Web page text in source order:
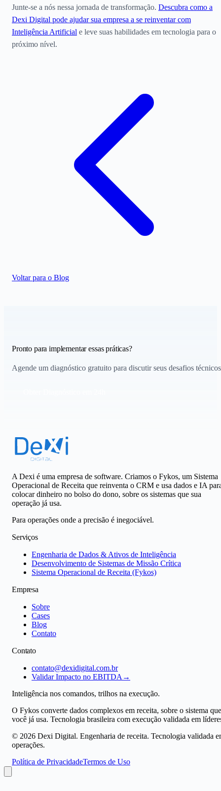
Junte-se a nós nessa jornada de transformação. Descubra como a
Dexi Digital pode ajudar sua empresa a se reinventar com
Inteligência Artificial e leve suas habilidades em tecnologia para o
próximo nível.
Voltar para o Blog
Pronto para implementar essas práticas?
Agende um diagnóstico gratuito para discutir seus desafios
A Dexi é uma empresa de software. Criamos o Fykos, um Sistema
Operacional de Receita que reinventa o CRM e usa dados e IA
colocar dinheiro no bolso do dono, sobre os sistemas que sua
operação já usa.
Para operações onde a precisão é inegociável.
Serviços
Engenharia de Dados & Ativos de Inteligência
Desenvolvimento de Sistemas de Missão Crítica
Sistema Operacional de Receita (Fykos)
Empresa
Sobre
Cases
Blog
Contato
Contato
contato@dexidigital.com.br
Validar Impacto no EBITDA →
Inteligência nos comandos, trilhos na execução.
O Fykos converte dados complexos em receita, sobre o sistema que
você já usa. Tecnologia brasileira com execução validada em
© 2026 Dexi Digital. Engenharia de receita. Tecnologia validada
operações.
Política de PrivacidadeTermos de Uso